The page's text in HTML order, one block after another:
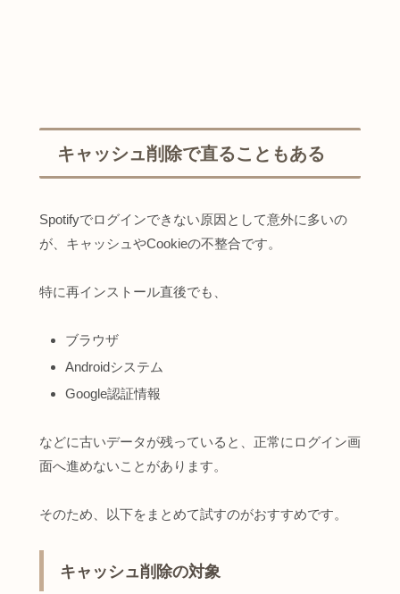
キャッシュ削除で直ることもある
Spotifyでログインできない原因として意外に多いの
が、キャッシュやCookieの不整合です。
特に再インストール直後でも、
ブラウザ
Androidシステム
Google認証情報
などに古いデータが残っていると、正常にログイン画
面へ進めないことがあります。
そのため、以下をまとめて試すのがおすすめです。
キャッシュ削除の対象